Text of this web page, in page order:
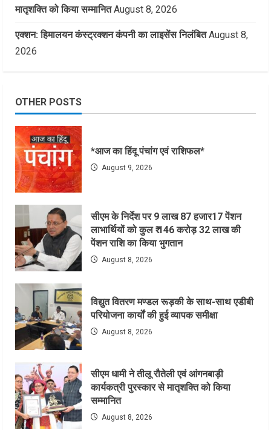
मातृशक्ति को किया सम्मानित August 8, 2026
एक्शन: हिमालयन कंस्ट्रक्शन कंपनी का लाइसेंस निलंबित August 8,
2026
OTHER POSTS
*आज का हिंदू पंचांग एवं राशिफल*
August 9, 2026
सीएम के निर्देश पर 9 लाख 87 हजार17 पेंशन
लाभार्थियों को कुल ₹ 146 करोड़ 32 लाख की
पेंशन राशि का किया भुगतान
August 8, 2026
विद्युत वितरण मण्डल रूड़की के साथ-साथ एडीबी
परियोजना कार्यों की हुई व्यापक समीक्षा
August 8, 2026
सीएम धामी ने तीलू रौतेली एवं आंगनबाड़ी
कार्यकत्री पुरस्कार से मातृशक्ति को किया
सम्मानित
August 8, 2026